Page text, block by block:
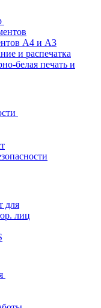
А4 и А3
и распечатка
белая печать и
для
лиц